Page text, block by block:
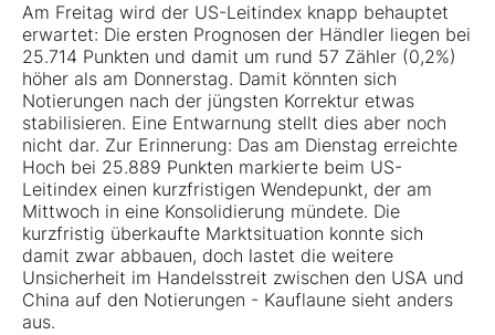
Am Freitag wird der US-Leitindex knapp behauptet
erwartet: Die ersten Prognosen der Händler liegen bei
25.714 Punkten und damit um rund 57 Zähler (0,2%)
höher als am Donnerstag. Damit könnten sich
Notierungen nach der jüngsten Korrektur etwas
stabilisieren. Eine Entwarnung stellt dies aber noch
nicht dar. Zur Erinnerung: Das am Dienstag erreichte
Hoch bei 25.889 Punkten markierte beim US-
Leitindex einen kurzfristigen Wendepunkt, der am
Mittwoch in eine Konsolidierung mündete. Die
kurzfristig überkaufte Marktsituation konnte sich
damit zwar abbauen, doch lastet die weitere
Unsicherheit im Handelsstreit zwischen den USA und
China auf den Notierungen - Kauflaune sieht anders
aus.